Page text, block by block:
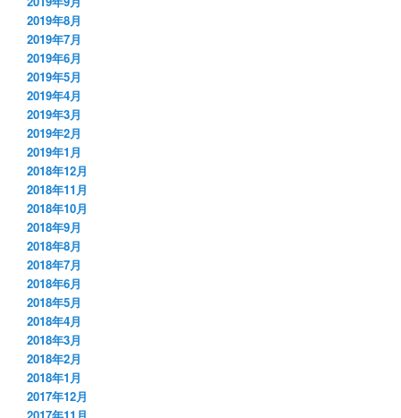
2019年8月
2019年7月
2019年6月
2019年5月
2019年4月
2019年3月
2019年2月
2019年1月
2018年12月
2018年11月
2018年10月
2018年9月
2018年8月
2018年7月
2018年6月
2018年5月
2018年4月
2018年3月
2018年2月
2018年1月
2017年12月